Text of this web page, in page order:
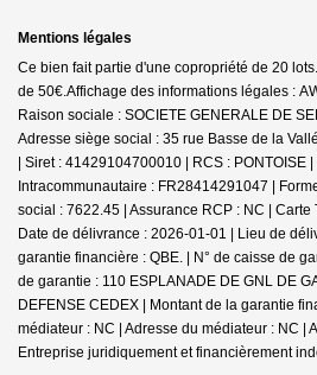
Mentions légales
Ce bien fait partie d'une copropriété de 20
de 50€. Affichage des informations légales :
Raison sociale : SOCIETE GENERALE DE
Adresse siège social : 35 rue Basse de la
| Siret : 41429104700010 | RCS : PONTOISE
Intracommunautaire : FR28414291047 |
social : 7622.45 | Assurance RCP : NC | Carte
Date de délivrance : 2026-01-01 | Lieu de
garantie financière : QBE. | N° de caisse de
de garantie : 110 ESPLANADE DE GNL DE
DEFENSE CEDEX | Montant de la garantie
médiateur : NC | Adresse du médiateur : NC |
Entreprise juridiquement et financièrement